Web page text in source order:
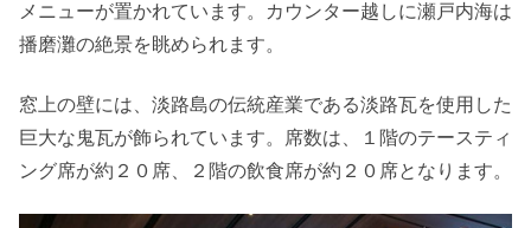
メニューが置かれています。カウンター越しに瀬戸内海は
播磨灘の絶景を眺められます。
窓上の壁には、淡路島の伝統産業である淡路瓦を使用した
巨大な鬼瓦が飾られています。席数は、１階のテースティ
ング席が約２０席、２階の飲食席が約２０席となります。